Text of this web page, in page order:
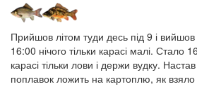
Прийшов літом туди десь під 9 і
16:00 нічого тільки карасі малі. Стало
карасі тільки лови і держи вудку.
поплавок ложить на картоплю, як